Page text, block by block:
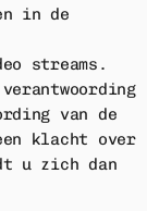
in de
streams.
van de
klacht over
u zich dan